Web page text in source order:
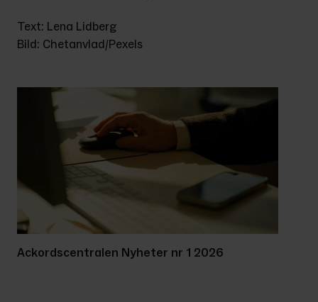
Text: Lena Lidberg
Bild: Chetanvlad/Pexels
Ackordscentralen Nyheter nr 1 2026